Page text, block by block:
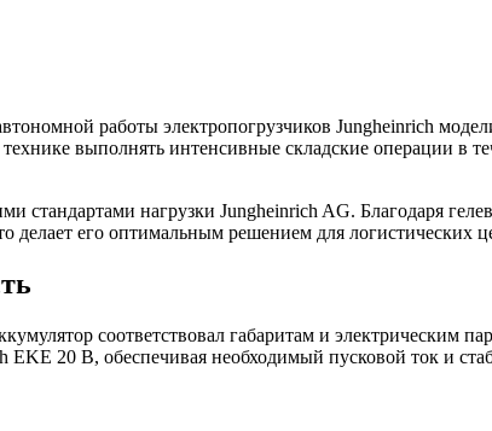
работы электропогрузчиков Jungheinrich
выполнять интенсивные складские операции в
нагрузки Jungheinrich AG. Благодаря
делает его оптимальным решением для логистических
соответствовал габаритам и электрическим
EKE 20 B, обеспечивая необходимый пусковой ток и